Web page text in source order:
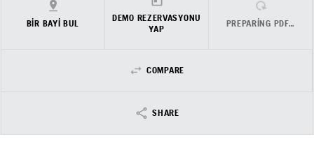
BIR BAYI BUL
DEMO REZERVASYONU
YAP
PREPARING PDF…
COMPARE
SHARE